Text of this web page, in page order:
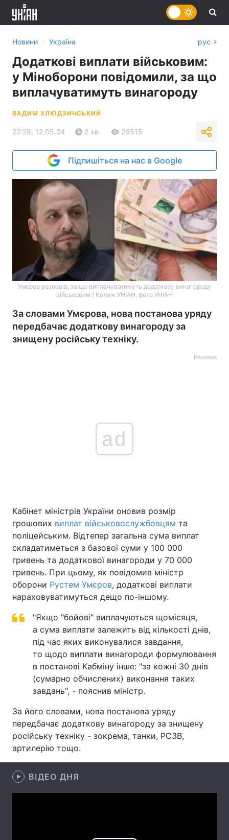
Україна Політика
Економіка Світ
Спорт Наука
Техно і зв'язок Лайт
Зброя Інциденти
Здоров'я Туризм
Цікавинки Погода
Екологія Регіони
Відео з Youtube Статті
Архів
Новини › Україна рус
Додаткові виплати військовим:
у Міноборони повідомили, за що
виплачуватимуть винагороду
ВАДИМ ХЛЮДЗИНСЬКИЙ
22:28, 12.05.24 2 хв. 26515
Підпишіться на нас в Google
Умєров розповів, за що виплачуватимуть додаткову винагороду
військовим / Колаж УНІАН, фото УНІАН
За словами Умєрова, нова постанова уряду
передбачає додаткову винагороду за
знищену російську техніку.
Реклама
ad
Кабінет міністрів України оновив розмір
грошових виплат військовослужбовцям та
поліцейським. Відтепер загальна сума виплат
складатиметься з базової суми у 100 000
гривень та додаткової винагороди у 70 000
гривень. При цьому, як повідомив міністр
оборони Рустем Умєров, додаткові виплати
нараховуватимуться дещо по-іншому.
"Якщо "бойові" виплачуються щомісяця,
а сума виплати залежить від кількості днів,
під час яких виконувалися завдання,
то щодо виплати винагороди формулювання
в постанові Кабміну інше: "за кожні 30 днів
(сумарно обчислених) виконання таких
завдань", - пояснив міністр.
За його словами, нова постанова уряду
передбачає додаткову винагороду за знищену
російську техніку - зокрема, танки, РСЗВ,
артилерію тощо.
ВІДЕО ДНЯ